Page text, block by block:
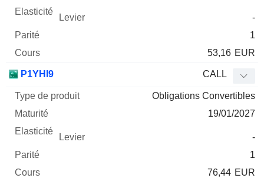
-
1
53,16 EUR
P1YHI9 CALL
Obligations Convertibles
19/01/2027
-
1
76,44 EUR